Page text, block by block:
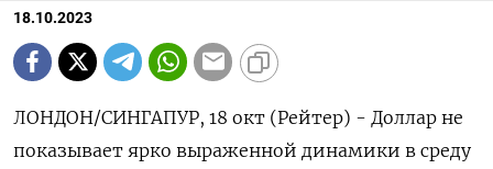
18.10.2023
ЛОНДОН/СИНГАПУР, 18 окт (Рейтер) - Доллар не
показывает ярко выраженной динамики в среду